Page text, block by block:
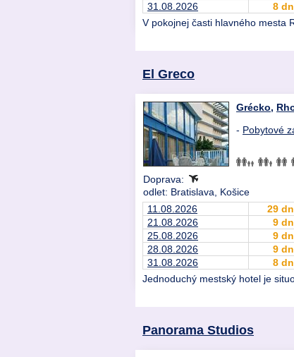
31.08.2026
8
V pokojnej časti hlavného mesta
El Greco
Grécko,
- Pobytové
Doprava:
odlet: Bratislava, Košice
11.08.2026
29
21.08.2026
9
25.08.2026
9
28.08.2026
9
31.08.2026
8
Jednoduchý mestský hotel je
Panorama Studios